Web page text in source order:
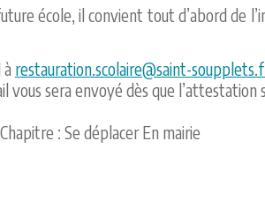
école, il convient tout d’abord de
restauration.scolaire@saint-
vous sera envoyé dès que
: Se déplacer En mairie